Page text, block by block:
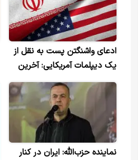
ادعای واشنگتن پست به نقل از
یک دیپلمات آمریکایی: آخرین
پیشنهاد در انتظار تأیید ایران
است
نماینده حزب‌الله: ایران در کنار